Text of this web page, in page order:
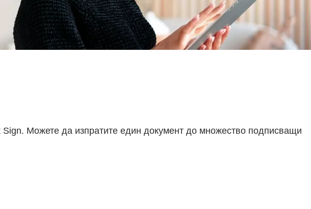
Можете да изпратите един документ до множество подписващи